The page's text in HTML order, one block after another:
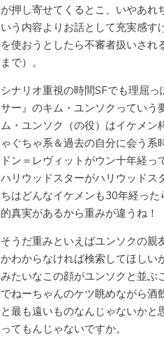
が押し寄せてくるとこ、いやあれ
いう内容よりお話として充実感す
を使おうとしたら不審者扱いされ
まで）。
シナリオ重視の時間SFでも理屈
サー』のキム・ユンソクっていう
ム・ユンソク（の役）はイケメン
ゃぐちゃ系＆過去の自分に会う系
ドン＝レヴィットがウン十年経
ハリウッドスターがハリウッドス
ちはどんなイケメンも30年経っ
的真実があるから重みが違うね！
そうだ重みといえばユンソクの
かわからなければ検索してほしい
みたいなこの顔がユンソクと並ぶ
でねーちゃんのケツ眺めながら酒
と最も遠いものなんじゃないかと
ってもんじゃないですか。